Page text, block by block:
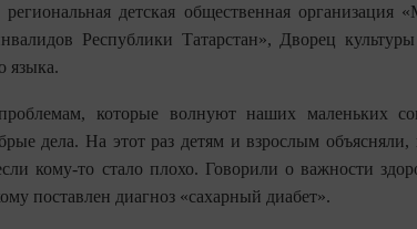
детская общественная организация
Республики Татарстан», Дворец
языка.
которые волнуют наших маленьких
дела. На этот раз детям и взрослым объясняли,
кому-то стало плохо. Говорили о важности
поставлен диагноз «сахарный диабет».